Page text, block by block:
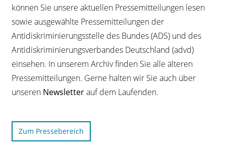
können Sie unsere aktuellen Pressemitteilungen lesen
sowie ausgewählte Pressemitteilungen der
Antidiskriminierungsstelle des Bundes (ADS) und des
Antidiskriminierungsverbandes Deutschland (advd)
einsehen. In unserem Archiv finden Sie alle älteren
Pressemitteilungen. Gerne halten wir Sie auch über
unseren Newsletterauf dem Laufenden.
Zum Pressebereich